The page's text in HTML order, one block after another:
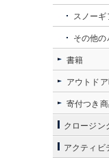
スノーギ
その他の
書籍
アウトド
寄付つき
クロージン
アクティビ